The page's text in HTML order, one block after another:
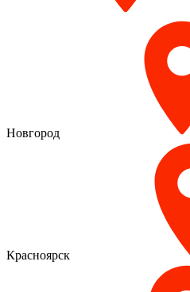
Новгород
Красноярск